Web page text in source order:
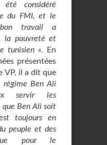
considéré
du FMI, et le
travail a
la pauvreté et
tunisien ». En
présentées
VP, il a dit que
régime Ben Ali
servir les
que Ben Ali soit
toujours en
peuple et des
pour le